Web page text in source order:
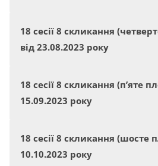
18 сесії 8 скликання
від 23.08.2023 року
18 сесії 8 скликання (п’яте
15.09.2023 року
18 сесії 8 скликання (шосте
10.10.2023 року